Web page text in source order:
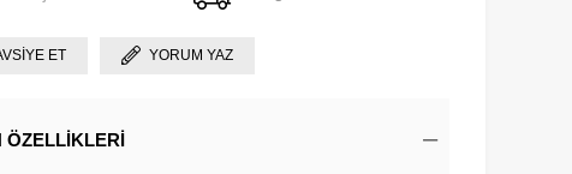
ET YORUM YAZ
ÖZELLIKLERI